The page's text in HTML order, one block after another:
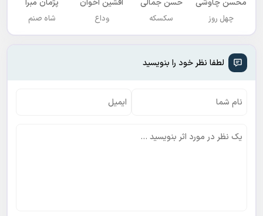
محسن چاوشی
چهل روز
حسن جمالی
سکسکه
افشين اخوان
وداع
پژمان مبرا
شاه صنم
لطفا نظر خود را بنویسید